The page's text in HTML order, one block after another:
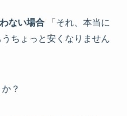
ない場合「それ、本当に
ちょっと安くなりません
？